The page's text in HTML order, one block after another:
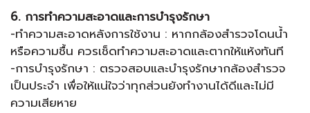
6. การทำความสะอาดและการบำรุงรักษา
-ทำความสะอาดหลังการใช้งาน : หากกล้องสำรวจโดนน้ำ
หรือความชื้น ควรเช็ดทำความสะอาดและตากให้แห้งทันที
-การบำรุงรักษา : ตรวจสอบและบำรุงรักษากล้องสำรวจ
เป็นประจำ เพื่อให้แน่ใจว่าทุกส่วนยังทำงานได้ดีและไม่มี
ความเสียหาย